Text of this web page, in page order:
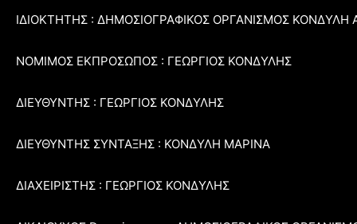
ΙΔΙΟΚΤΗΤΗΣ : ΔΗΜΟΣΙΟΓΡΑΦΙΚΟΣ ΟΡΓΑΝΙΣΜΟΣ ΚΟΝΔΥΛΗ
ΝΟΜΙΜΟΣ ΕΚΠΡΟΣΩΠΟΣ : ΓΕΩΡΓΙΟΣ ΚΟΝΔΥΛΗΣ
ΔΙΕΥΘΥΝΤΗΣ : ΓΕΩΡΓΙΟΣ ΚΟΝΔΥΛΗΣ
ΔΙΕΥΘΥΝΤΗΣ ΣΥΝΤΑΞΗΣ : ΚΟΝΔΥΛΗ ΜΑΡΙΝΑ
ΔΙΑΧΕΙΡΙΣΤΗΣ : ΓΕΩΡΓΙΟΣ ΚΟΝΔΥΛΗΣ